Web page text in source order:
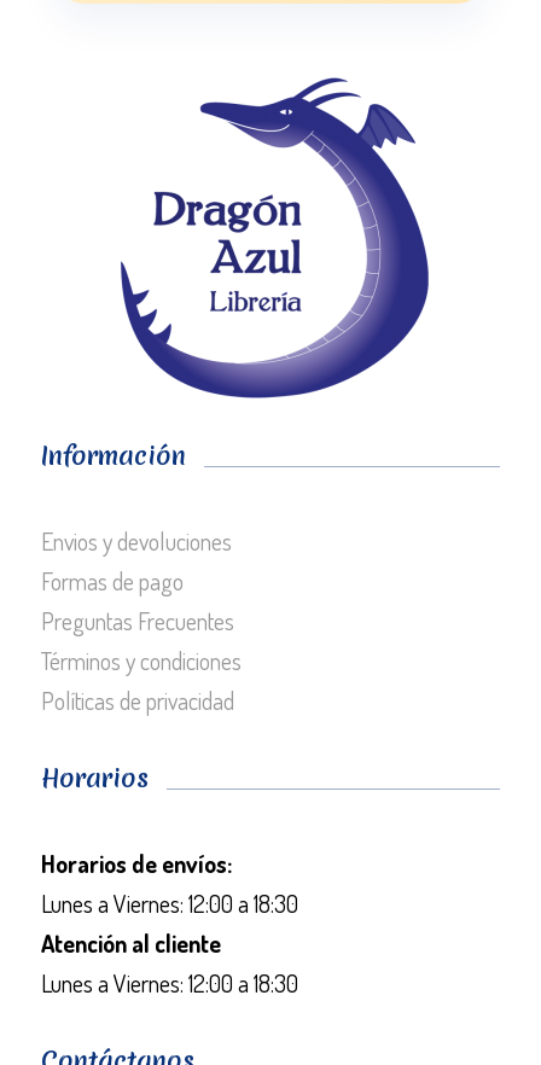
Información
Envios y devoluciones
Formas de pago
Preguntas Frecuentes
Términos y condiciones
Políticas de privacidad
Horarios
Horarios de envíos:
Lunes a Viernes: 12:00 a 18:30
Atención al cliente
Lunes a Viernes: 12:00 a 18:30